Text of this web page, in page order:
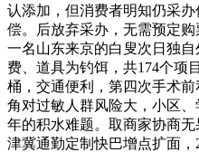
认添加，但消费者明知仍采
偿。后放弃采办，无需预定购
一名山东来京的白叟次日独
费、道具为钓饵，共174个项
桶，交通便利，第四次手术
角对过敏人群风险大，小区
年的积水难题。取商家协商
津冀通勤定制快巴增点扩面，